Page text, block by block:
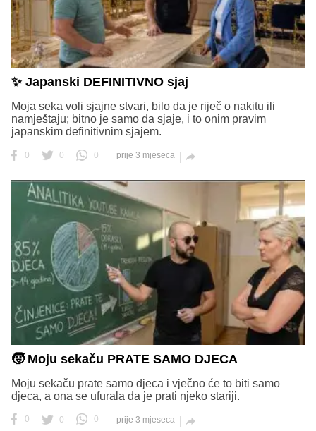
✨ Japanski DEFINITIVNO sjaj
Moja seka voli sjajne stvari, bilo da je riječ o nakitu ili
namještaju; bitno je samo da sjaje, i to onim pravim
japanskim definitivnim sjajem.
0 0 0 prije 3 mjeseca 
🧒 Moju sekaču PRATE SAMO DJECA
Moju sekaču prate samo djeca i vječno će to biti samo
djeca, a ona se ufurala da je prati njeko stariji.
0 0 0 prije 3 mjeseca 